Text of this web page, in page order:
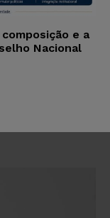
e a
Nacional